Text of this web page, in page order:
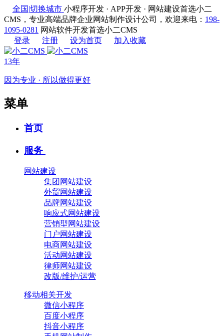
全国|切换城市 小程序开发 · APP开发 · 网站建设首选小二
CMS，专业高端品牌企业网站制作设计公司，欢迎来电： 198-
1095-0281 网站软件开发首选小二CMS
登录
注册 设为首页 加入收藏
13年
因为专业 · 所以做得更好
菜单
首页
服务
网站建设
集团网站建设
外贸网站建设
品牌网站建设
响应式网站建设
营销型网站建设
门户网站建设
电商网站建设
活动网站建设
律师网站建设
改版/维护/运营
移动相关开发
微信小程序
百度小程序
抖音小程序